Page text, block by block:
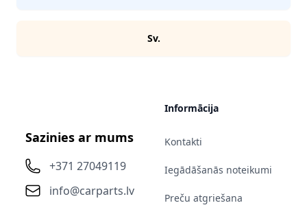
Sv.
Sazinies ar mums
+371 27049119
info@carparts.lv
Informācija
Kontakti
Iegādāšanās noteikumi
Preču atgriešana